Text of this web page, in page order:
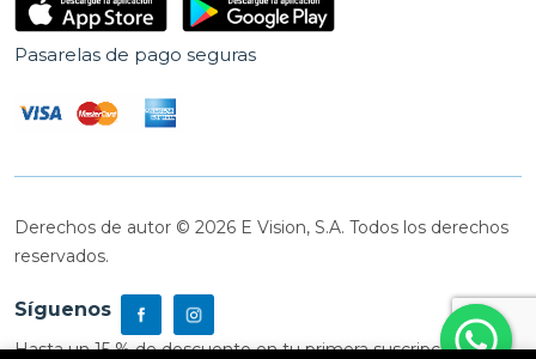
Pasarelas de pago seguras
Derechos de autor © 2026 E Vision, S.A. Todos los derechos
reservados.
Síguenos
Hasta un 15 % de descuento en tu primera suscripción